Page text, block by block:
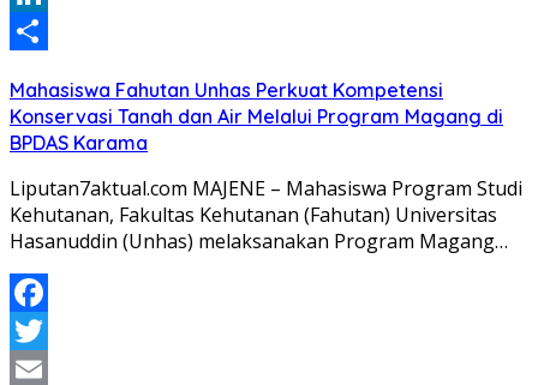
LinkedIn
Mahasiswa Fahutan Unhas Perkuat Kompetensi
Konservasi Tanah dan Air Melalui Program Magang di
BPDAS Karama
Liputan7aktual.com MAJENE – Mahasiswa Program Studi
Kehutanan, Fakultas Kehutanan (Fahutan) Universitas
Hasanuddin (Unhas) melaksanakan Program Magang…
Facebook
Twitter